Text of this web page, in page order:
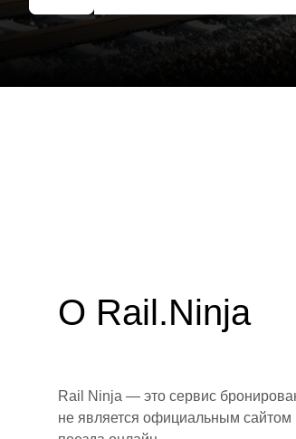
О Rail.Ninja
Rail Ninja — это сервис
не является официальным сайтом